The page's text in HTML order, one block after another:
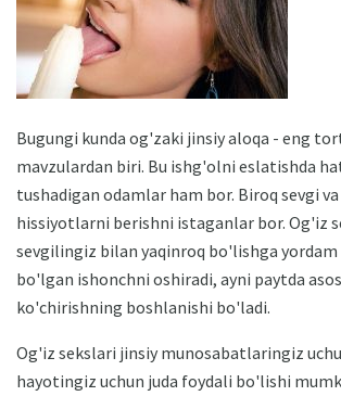
Bugungi kunda og'zaki jinsiy aloqa - eng
mavzulardan biri. Bu ishg'olni eslatishda
tushadigan odamlar ham bor. Biroq sevgi
hissiyotlarni berishni istaganlar bor. Og'iz
sevgilingiz bilan yaqinroq bo'lishga
bo'lgan ishonchni oshiradi, ayni paytda
ko'chirishning boshlanishi bo'ladi.
Og'iz sekslari jinsiy munosabatlaringiz
hayotingiz uchun juda foydali bo'lishi